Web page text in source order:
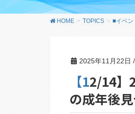
HOME TOPICS ■イベン
2025年11月22日
【12/14】2025わかりやすい！！県民のため
の成年後